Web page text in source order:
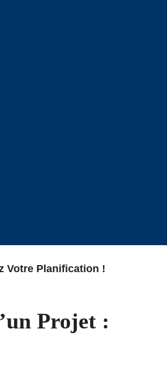
Votre Planification !
Projet :